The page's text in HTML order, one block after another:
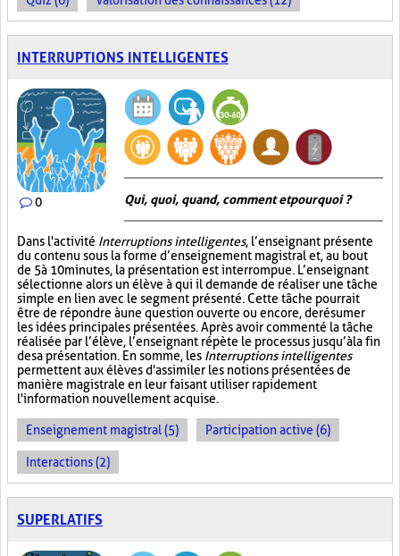
INTERRUPTIONS INTELLIGENTES
0 Qui, quoi, quand, comment et pourquoi ?
Dans l'activité Interruptions intelligentes, l’enseignant présente
du contenu sous la forme d’enseignement magistral et, au bout
de 5 à 10 minutes, la présentation est interrompue. L’enseignant
sélectionne alors un élève à qui il demande de réaliser une tâche
simple en lien avec le segment présenté. Cette tâche pourrait
être de répondre à une question ouverte ou encore, de résumer
les idées principales présentées. Après avoir commenté la tâche
réalisée par l’élève, l’enseignant répète le processus jusqu’à la fin
de sa présentation. En somme, les Interruptions intelligentes
permettent aux élèves d'assimiler les notions présentées de
manière magistrale en leur faisant utiliser rapidement
l'information nouvellement acquise.
Enseignement magistral (5) Participation active (6)
Interactions (2)
SUPERLATIFS